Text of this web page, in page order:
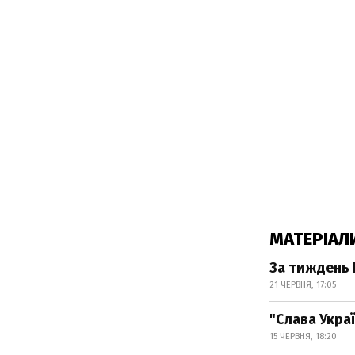
За тиждень
21 ЧЕРВНЯ, 17:05
"Слава
15 ЧЕРВНЯ, 18:20